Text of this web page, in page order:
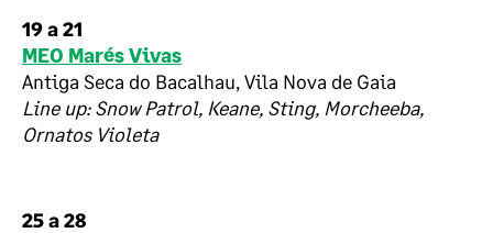
19 a 21
MEO Marés Vivas
Antiga Seca do Bacalhau, Vila Nova de Gaia
Line up: Snow Patrol, Keane, Sting, Morcheeba,
Ornatos Violeta
25 a 28